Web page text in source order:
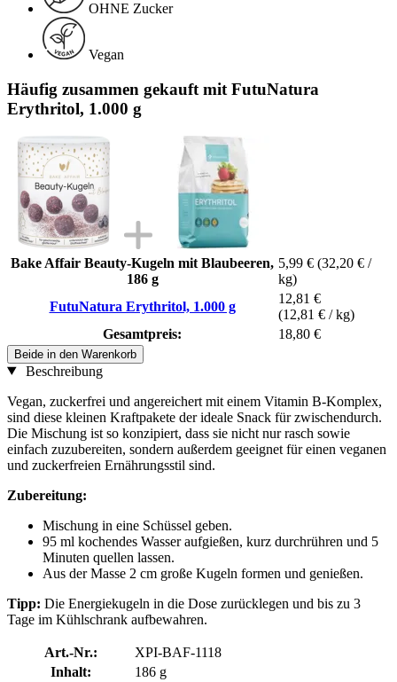
OHNE Zucker
Vegan
Häufig zusammen gekauft mit FutuNatura
Erythritol, 1.000 g
Bake Affair Beauty-Kugeln mit Blaubeeren,
186 g
5,99 € (32,20 € /
kg)
FutuNatura Erythritol, 1.000 g
12,81 €
(12,81 € / kg)
Gesamtpreis:
18,80 €
Beide in den Warenkorb
Beschreibung
Vegan, zuckerfrei und angereichert mit einem Vitamin B-Komplex,
sind diese kleinen Kraftpakete der ideale Snack für zwischendurch.
Die Mischung ist so konzipiert, dass sie nicht nur rasch sowie
einfach zuzubereiten, sondern außerdem geeignet für einen veganen
und zuckerfreien Ernährungsstil sind.
Zubereitung:
Mischung in eine Schüssel geben.
95 ml kochendes Wasser aufgießen, kurz durchrühren und 5
Minuten quellen lassen.
Aus der Masse 2 cm große Kugeln formen und genießen.
Tipp: Die Energiekugeln in die Dose zurücklegen und bis zu 3
Tage im Kühlschrank aufbewahren.
Art.-Nr.:
XPI-BAF-1118
Inhalt:
186 g